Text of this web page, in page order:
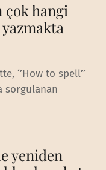
çok hangi
‘’How to spell’’
sorgulanan
yeniden